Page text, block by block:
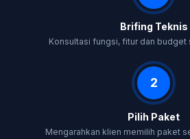
Brifing Teknis
Konsultasi fungsi, fitur dan budget
2
Pilih Paket
Mengarahkan klien memilih paket